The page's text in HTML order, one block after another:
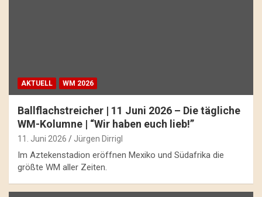
AKTUELL WM 2026
Ballflachstreicher | 11 Juni 2026 – Die tägliche
WM-Kolumne | “Wir haben euch lieb!”
11. Juni 2026 Jürgen Dirrigl
Im Aztekenstadion eröffnen Mexiko und Südafrika die
größte WM aller Zeiten.